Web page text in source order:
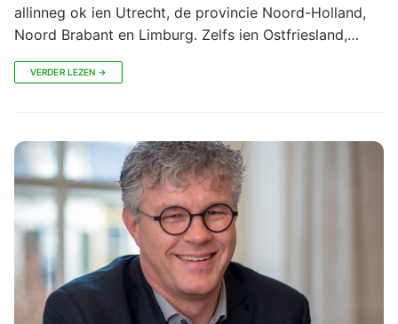
allinneg ok ien Utrecht, de provincie Noord-Holland,
Noord Brabant en Limburg. Zelfs ien Ostfriesland,…
VERDER LEZEN →